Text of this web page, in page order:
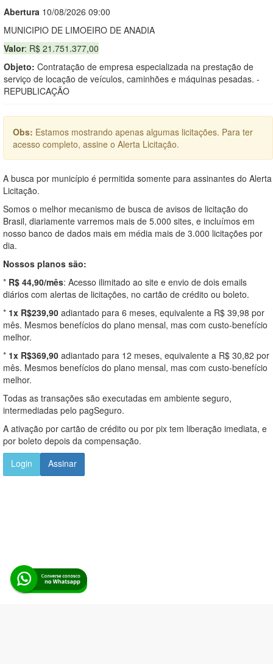
Abertura 10/08/2026 09:00
MUNICIPIO DE LIMOEIRO DE ANADIA
Valor: R$ 21.751.377,00
Objeto: Contratação de empresa especializada na prestação de
serviço de locação de veículos, caminhões e máquinas pesadas. -
REPUBLICAÇÃO
Obs: Estamos mostrando apenas algumas licitações. Para ter
acesso completo, assine o Alerta Licitação.
A busca por município é permitida somente para assinantes do Alerta
Licitação.
Somos o melhor mecanismo de busca de avisos de licitação do
Brasil, diariamente varremos mais de 5.000 sites, e incluímos em
nosso banco de dados mais em média mais de 3.000 licitações por
dia.
Nossos planos são:
* R$ 44,90/mês: Acesso ilimitado ao site e envio de dois emails
diários com alertas de licitações, no cartão de crédito ou boleto.
* 1x R$239,90 adiantado para 6 meses, equivalente a R$ 39,98 por
mês. Mesmos benefícios do plano mensal, mas com custo-benefício
melhor.
* 1x R$369,90 adiantado para 12 meses, equivalente a R$ 30,82 por
mês. Mesmos benefícios do plano mensal, mas com custo-benefício
melhor.
Todas as transações são executadas em ambiente seguro,
intermediadas pelo pagSeguro.
A ativação por cartão de crédito ou por pix tem liberação imediata, e
por boleto depois da compensação.
Login
Assinar